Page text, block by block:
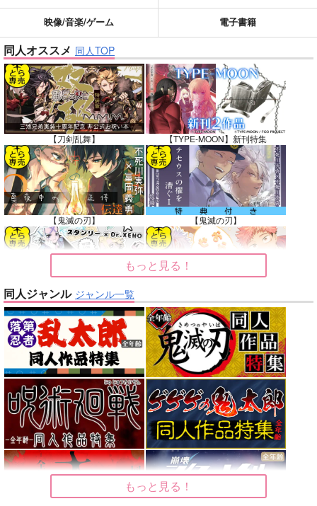
重要 ポイント付与・管理体制改定のお知らせ（2024.11.20 掲載）
全てのお知らせを見る
映像/音楽/ゲーム 電子書籍
同人オススメ 同人TOP
【刀剣乱舞】 【TYPE-MOON】新刊特集
【鬼滅の刃】 【鬼滅の刃】
【Dr.STONE】 【呪術廻戦】
【オリジナル】 【東京卍リベンジャーズ】
【刀剣乱舞】 【僕のヒーローアカデミア】
もっと見る！
同人ジャンル ジャンル一覧
もっと見る！